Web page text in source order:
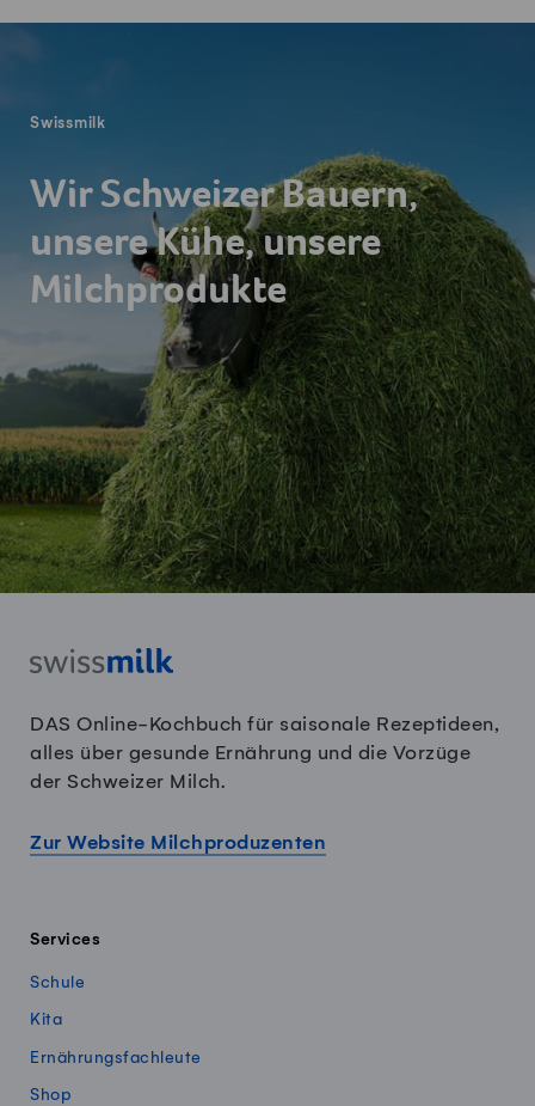
Swissmilk
Wir Schweizer Bauern,
unsere Kühe, unsere
Milchprodukte
DAS Online-Kochbuch für saisonale Rezeptideen,
alles über gesunde Ernährung und die Vorzüge
der Schweizer Milch.
Zur Website Milchproduzenten
Services
Schule
Kita
Ernährungsfachleute
Shop